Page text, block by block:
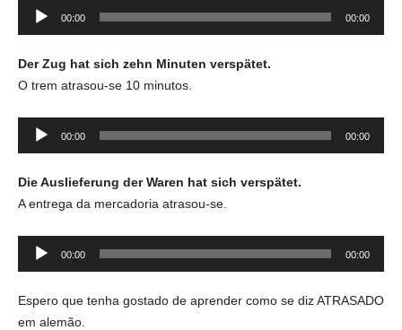
Tocador
00:00 00:00
Der Zug hat sich zehn Minuten verspätet.
O trem atrasou-se 10 minutos.
Tocador
00:00 00:00
Die Auslieferung der Waren hat sich verspätet.
A entrega da mercadoria atrasou-se.
Tocador
00:00 00:00
Espero que tenha gostado de aprender como se diz ATRASADO
em alemão.